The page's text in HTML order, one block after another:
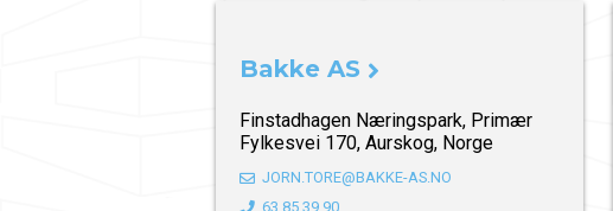
Bakke AS
Finstadhagen Næringspark, Primær
Fylkesvei 170, Aurskog, Norge
JORN.TORE@BAKKE-AS.NO
63 85 39 90